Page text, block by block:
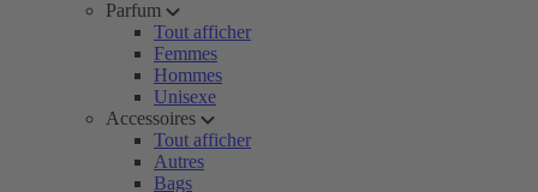
Parfum
Tout afficher
Femmes
Hommes
Unisexe
Accessoires
Tout afficher
Autres
Bags